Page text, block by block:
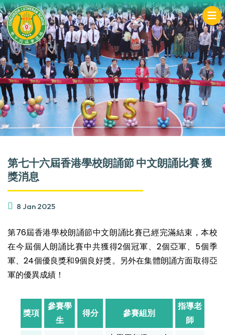
第七十六屆香港學校朗誦節 中文朗誦比賽 獲
獎消息
8 Jan 2025
第76屆香港學校朗誦節中文朗誦比賽已經完滿結束，本校
在今屆個人朗誦比賽中共獲得2個冠軍、2個亞軍、5個季
軍、24個優良獎和9個良好獎。另外在集體朗誦方面取得亞
軍的優異成績！
獎項
參賽學
生
得分 參賽組別
指導老
師